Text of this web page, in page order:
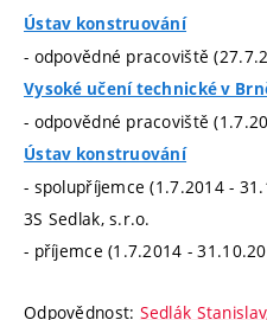
Ústav konstruování
- odpovědné pracoviště
Vysoké učení technické v
- odpovědné pracoviště
Ústav konstruování
- spolupříjemce (1.7.2014 -
3S Sedlak, s.r.o.
- příjemce (1.7.2014 -
Odpovědnost: Sedlák